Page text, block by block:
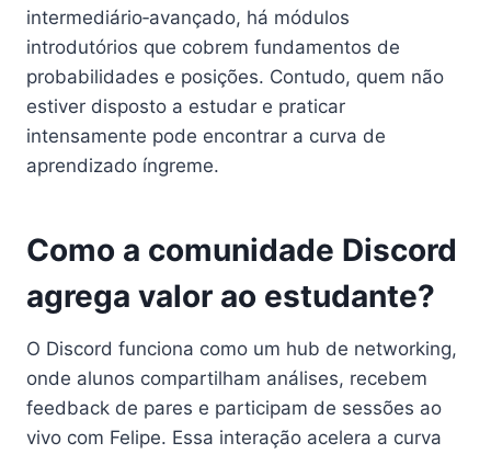
intermediário‑avançado, há módulos
introdutórios que cobrem fundamentos de
probabilidades e posições. Contudo, quem não
estiver disposto a estudar e praticar
intensamente pode encontrar a curva de
aprendizado íngreme.
Como a comunidade Discord
agrega valor ao estudante?
O Discord funciona como um hub de networking,
onde alunos compartilham análises, recebem
feedback de pares e participam de sessões ao
vivo com Felipe. Essa interação acelera a curva